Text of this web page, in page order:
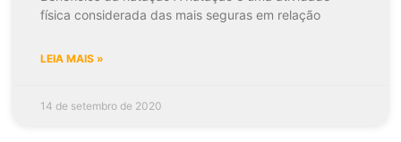
física considerada das mais seguras em relação
LEIA MAIS »
14 de setembro de 2020